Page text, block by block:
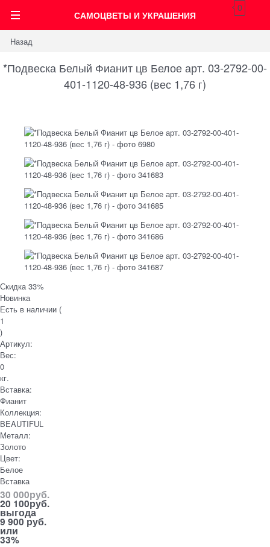
САМОЦВЕТЫ И УКРАШЕНИЯ
0
Назад
*Подвеска Белый Фианит цв Белое арт. 03-2792-00-
401-1120-48-936 (вес 1,76 г)
Скидка 33%
Новинка
Есть в наличии (
1
)
Артикул:
Вес:
0
кг.
Вставка:
Фианит
Коллекция:
BEAUTIFUL
Металл:
Золото
Цвет:
Белое
Вставка
30 000руб.
20 100руб.
выгода
9 900 руб.
или
33%